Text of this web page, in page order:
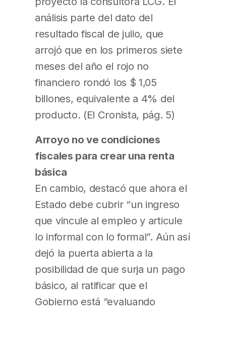
análisis parte del dato del
resultado fiscal de julio, que
arrojó que en los primeros siete
meses del año el rojo no
financiero rondó los $ 1,05
billones, equivalente a 4% del
producto. (El Cronista, pág. 5)
Arroyo no ve condiciones
fiscales para crear una renta
básica
En cambio, destacó que ahora el
Estado debe cubrir “un ingreso
que vincule al empleo y articule
lo informal con lo formal”. Aún así
dejó la puerta abierta a la
posibilidad de que surja un pago
básico, al ratificar que el
Gobierno está “evaluando